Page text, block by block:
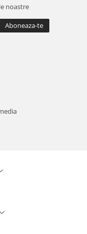
noastre